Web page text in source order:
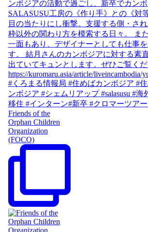
Friends of the
Orphan Children
Organization
(FOCO)